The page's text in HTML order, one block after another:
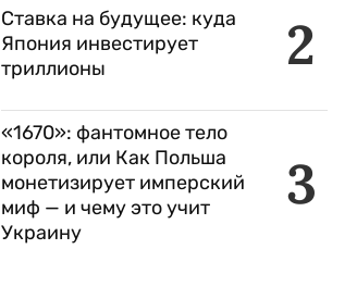
2
Ставка на будущее: куда
Япония инвестирует
триллионы
3
«1670»: фантомное тело
короля, или Как Польша
монетизирует имперский
миф — и чему это учит
Украину